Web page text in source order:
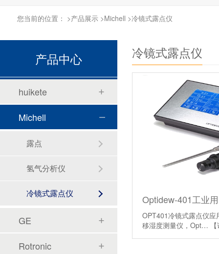
您当前的位置： >产品展示 >Michell >冷镜式露点仪
冷镜式露点仪
OPT401冷镜式露点仪应
移湿度测量仪，Opt…
产品中心
huikete
Michell
露点
氢气分析仪
冷镜式露点仪
GE
Rotronic